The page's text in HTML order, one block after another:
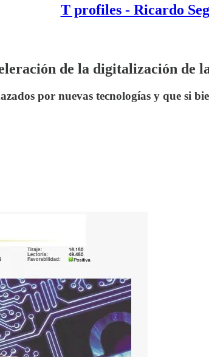
T profiles - Ricardo
de la digitalización de
por nuevas tecnologías y que si